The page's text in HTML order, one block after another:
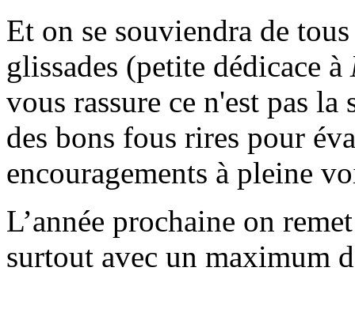
Et on se souviendra de
glissades (petite dédicace à
vous rassure ce n'est pas
des bons fous rires pour
encouragements à pleine
L’année prochaine on
surtout avec un maximum